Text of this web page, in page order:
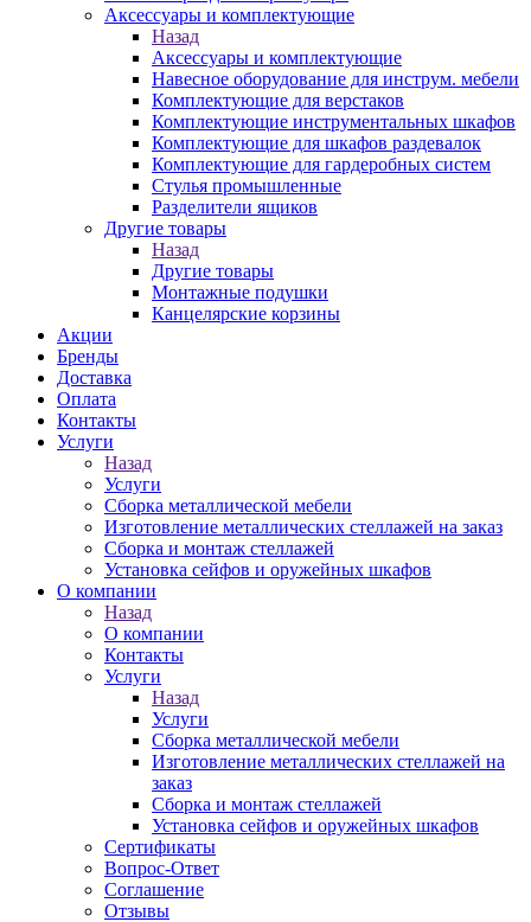
Аксессуары и комплектующие
Назад
Аксессуары и комплектующие
Навесное оборудование для инструм. мебели
Комплектующие для верстаков
Комплектующие инструментальных шкафов
Комплектующие для шкафов раздевалок
Комплектующие для гардеробных систем
Стулья промышленные
Разделители ящиков
Другие товары
Назад
Другие товары
Монтажные подушки
Канцелярские корзины
Акции
Бренды
Доставка
Оплата
Контакты
Услуги
Назад
Услуги
Сборка металлической мебели
Изготовление металлических стеллажей на заказ
Сборка и монтаж стеллажей
Установка сейфов и оружейных шкафов
О компании
Назад
О компании
Контакты
Услуги
Назад
Услуги
Сборка металлической мебели
Изготовление металлических стеллажей на
заказ
Сборка и монтаж стеллажей
Установка сейфов и оружейных шкафов
Сертификаты
Вопрос-Ответ
Соглашение
Отзывы